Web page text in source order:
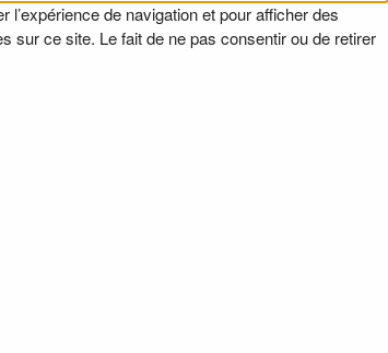
de navigation et pour afficher des
sur ce site. Le fait de ne pas consentir ou de retirer